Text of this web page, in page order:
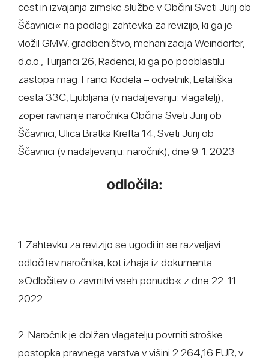
cest in izvajanja zimske službe v Občini Sveti Jurij ob
Ščavnici« na podlagi zahtevka za revizijo, ki ga je
vložil GMW, gradbeništvo, mehanizacija Weindorfer,
d.o.o., Turjanci 26, Radenci, ki ga po pooblastilu
zastopa mag. Franci Kodela – odvetnik, Letališka
cesta 33C, Ljubljana (v nadaljevanju: vlagatelj),
zoper ravnanje naročnika Občina Sveti Jurij ob
Ščavnici, Ulica Bratka Krefta 14, Sveti Jurij ob
Ščavnici (v nadaljevanju: naročnik), dne 9. 1. 2023
odločila:
1. Zahtevku za revizijo se ugodi in se razveljavi
odločitev naročnika, kot izhaja iz dokumenta
»Odločitev o zavrnitvi vseh ponudb« z dne 22. 11.
2022.
2. Naročnik je dolžan vlagatelju povrniti stroške
postopka pravnega varstva v višini 2.264,16 EUR, v